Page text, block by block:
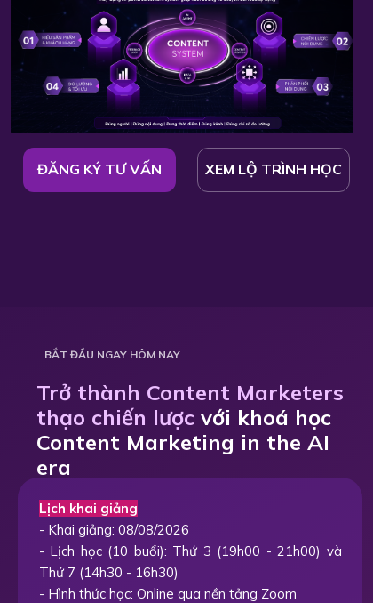
ĐĂNG KÝ TƯ VẤN XEM LỘ TRÌNH HỌC
BẮT ĐẦU NGAY HÔM NAY
Trở thành Content Marketers
thạo chiến lược với khoá học
Content Marketing in the AI
era
Lịch khai giảng
- Khai giảng: 08/08/2026
- Lịch học (10 buổi): Thứ 3 (19h00 - 21h00) và
Thứ 7 (14h30 - 16h30)
- Hình thức học: Online qua nền tảng Zoom